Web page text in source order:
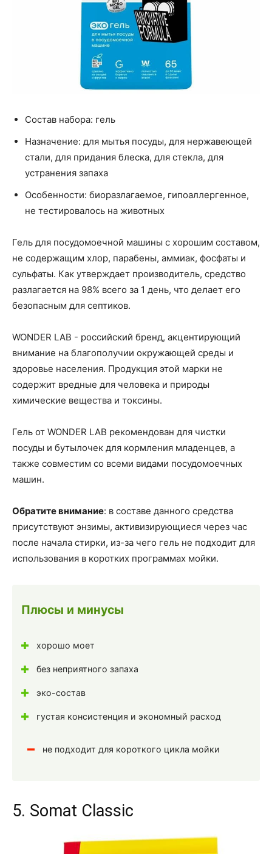
Состав набора: гель
Назначение: для мытья посуды, для нержавеющей
стали, для придания блеска, для стекла, для
устранения запаха
Особенности: биоразлагаемое, гипоаллергенное,
не тестировалось на животных
Гель для посудомоечной машины с хорошим составом,
не содержащим хлор, парабены, аммиак, фосфаты и
сульфаты. Как утверждает производитель, средство
разлагается на 98% всего за 1 день, что делает его
безопасным для септиков.
WONDER LAB - российский бренд, акцентирующий
внимание на благополучии окружающей среды и
здоровье населения. Продукция этой марки не
содержит вредные для человека и природы
химические вещества и токсины.
Гель от WONDER LAB рекомендован для чистки
посуды и бутылочек для кормления младенцев, а
также совместим со всеми видами посудомоечных
машин.
Обратите внимание: в составе данного средства
присутствуют энзимы, активизирующиеся через час
после начала стирки, из-за чего гель не подходит для
использования в коротких программах мойки.
Плюсы и минусы
хорошо моет
без неприятного запаха
эко-состав
густая консистенция и экономный расход
не подходит для короткого цикла мойки
5. Somat Classic